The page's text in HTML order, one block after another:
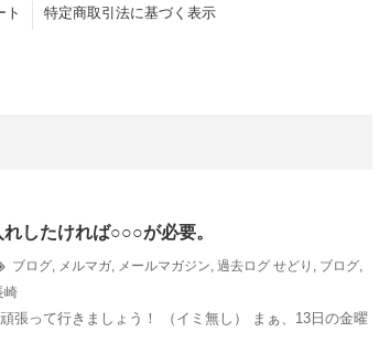
ト 特定商取引法に基づく表示
したければ○○○が必要。
ブログ, メルマガ, メールマガジン, 過去ログ せどり , ブログ,
崎
張って行きましょう！ （イミ無し） まぁ、13日の金曜